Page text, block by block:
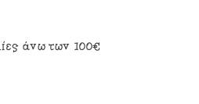
άνω των 100€